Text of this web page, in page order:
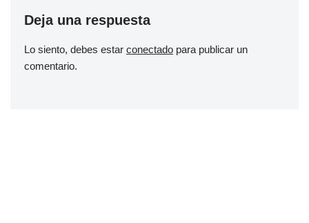
Deja una respuesta
Lo siento, debes estar conectado para publicar un
comentario.